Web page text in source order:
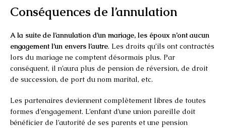
Conséquences de l’annulation
A la suite de l’annulation d’un mariage, les époux n’ont aucun
engagement l’un envers l’autre. Les droits qu’ils ont contractés
lors du mariage ne comptent désormais plus. Par
conséquent, il n’aura plus de pension de réversion, de droit
de succession, de port du nom marital, etc.
Les partenaires deviennent complètement libres de toutes
formes d’engagement. L’enfant d’une union pareille doit
bénéficier de l’autorité de ses parents et une pension